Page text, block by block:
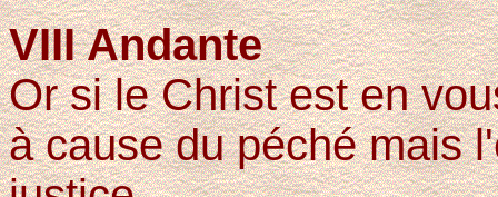
VIII Andante
Or si le Christ est en
à cause du péché mais